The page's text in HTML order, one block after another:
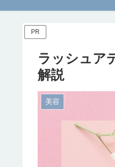
PR
ラッシュア
解説
美容